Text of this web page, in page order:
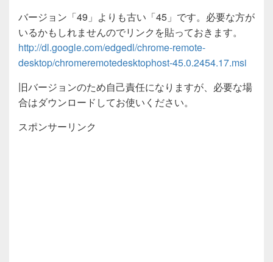
バージョン「49」よりも古い「45」です。必要な方が
いるかもしれませんのでリンクを貼っておきます。
http://dl.google.com/edgedl/chrome-remote-
desktop/chromeremotedesktophost-45.0.2454.17.msi
旧バージョンのため自己責任になりますが、必要な場
合はダウンロードしてお使いください。
スポンサーリンク